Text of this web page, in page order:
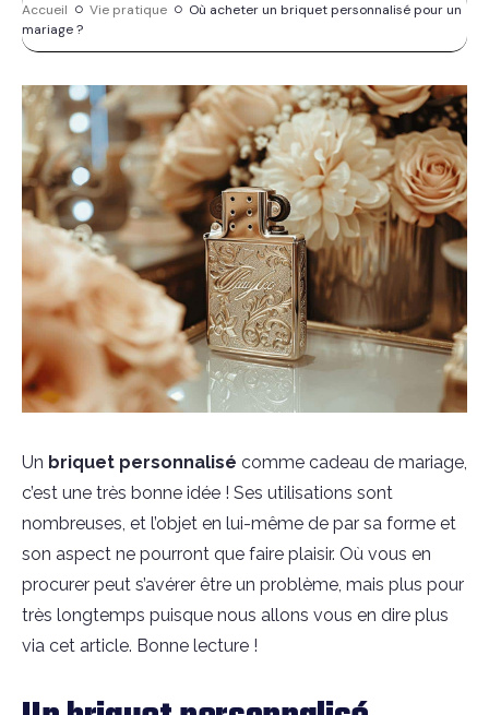
Accueil Vie pratique
Où acheter un briquet personnalisé pour un
mariage ?
Un briquet personnalisé comme cadeau de mariage,
c’est une très bonne idée ! Ses utilisations sont
nombreuses, et l’objet en lui-même de par sa forme et
son aspect ne pourront que faire plaisir. Où vous en
procurer peut s’avérer être un problème, mais plus pour
très longtemps puisque nous allons vous en dire plus
via cet article. Bonne lecture !